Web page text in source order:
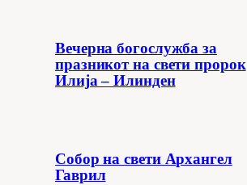
Вечерна богослужба за
празникот на свети пророк
Илија – Илинден
Собор на свети Архангел
Гаврил